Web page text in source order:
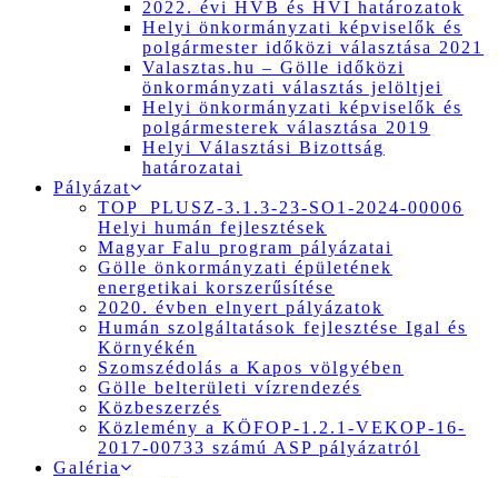
2022. évi HVB és HVI határozatok
Helyi önkormányzati képviselők és
polgármester időközi választása 2021
Valasztas.hu – Gölle időközi
önkormányzati választás jelöltjei
Helyi önkormányzati képviselők és
polgármesterek választása 2019
Helyi Választási Bizottság
határozatai
Pályázat
TOP_PLUSZ-3.1.3-23-SO1-2024-00006
Helyi humán fejlesztések
Magyar Falu program pályázatai
Gölle önkormányzati épületének
energetikai korszerűsítése
2020. évben elnyert pályázatok
Humán szolgáltatások fejlesztése Igal és
Környékén
Szomszédolás a Kapos völgyében
Gölle belterületi vízrendezés
Közbeszerzés
Közlemény a KÖFOP-1.2.1-VEKOP-16-
2017-00733 számú ASP pályázatról
Galéria